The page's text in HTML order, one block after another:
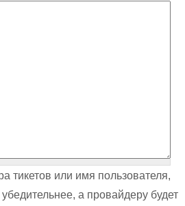
тикетов или имя пользователя,
а провайдеру будет